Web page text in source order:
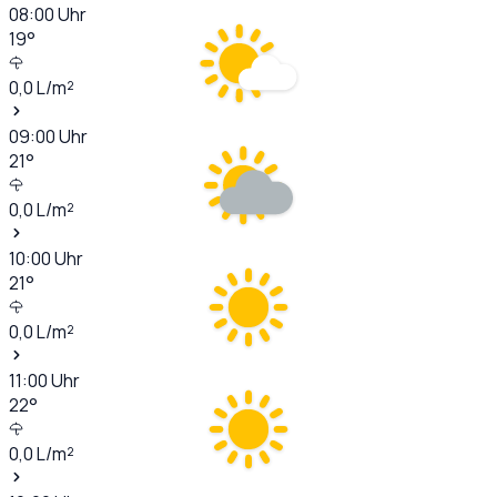
08:00Uhr
19°
0,0L/m²
09:00Uhr
21°
0,0L/m²
10:00Uhr
21°
0,0L/m²
11:00Uhr
22°
0,0L/m²